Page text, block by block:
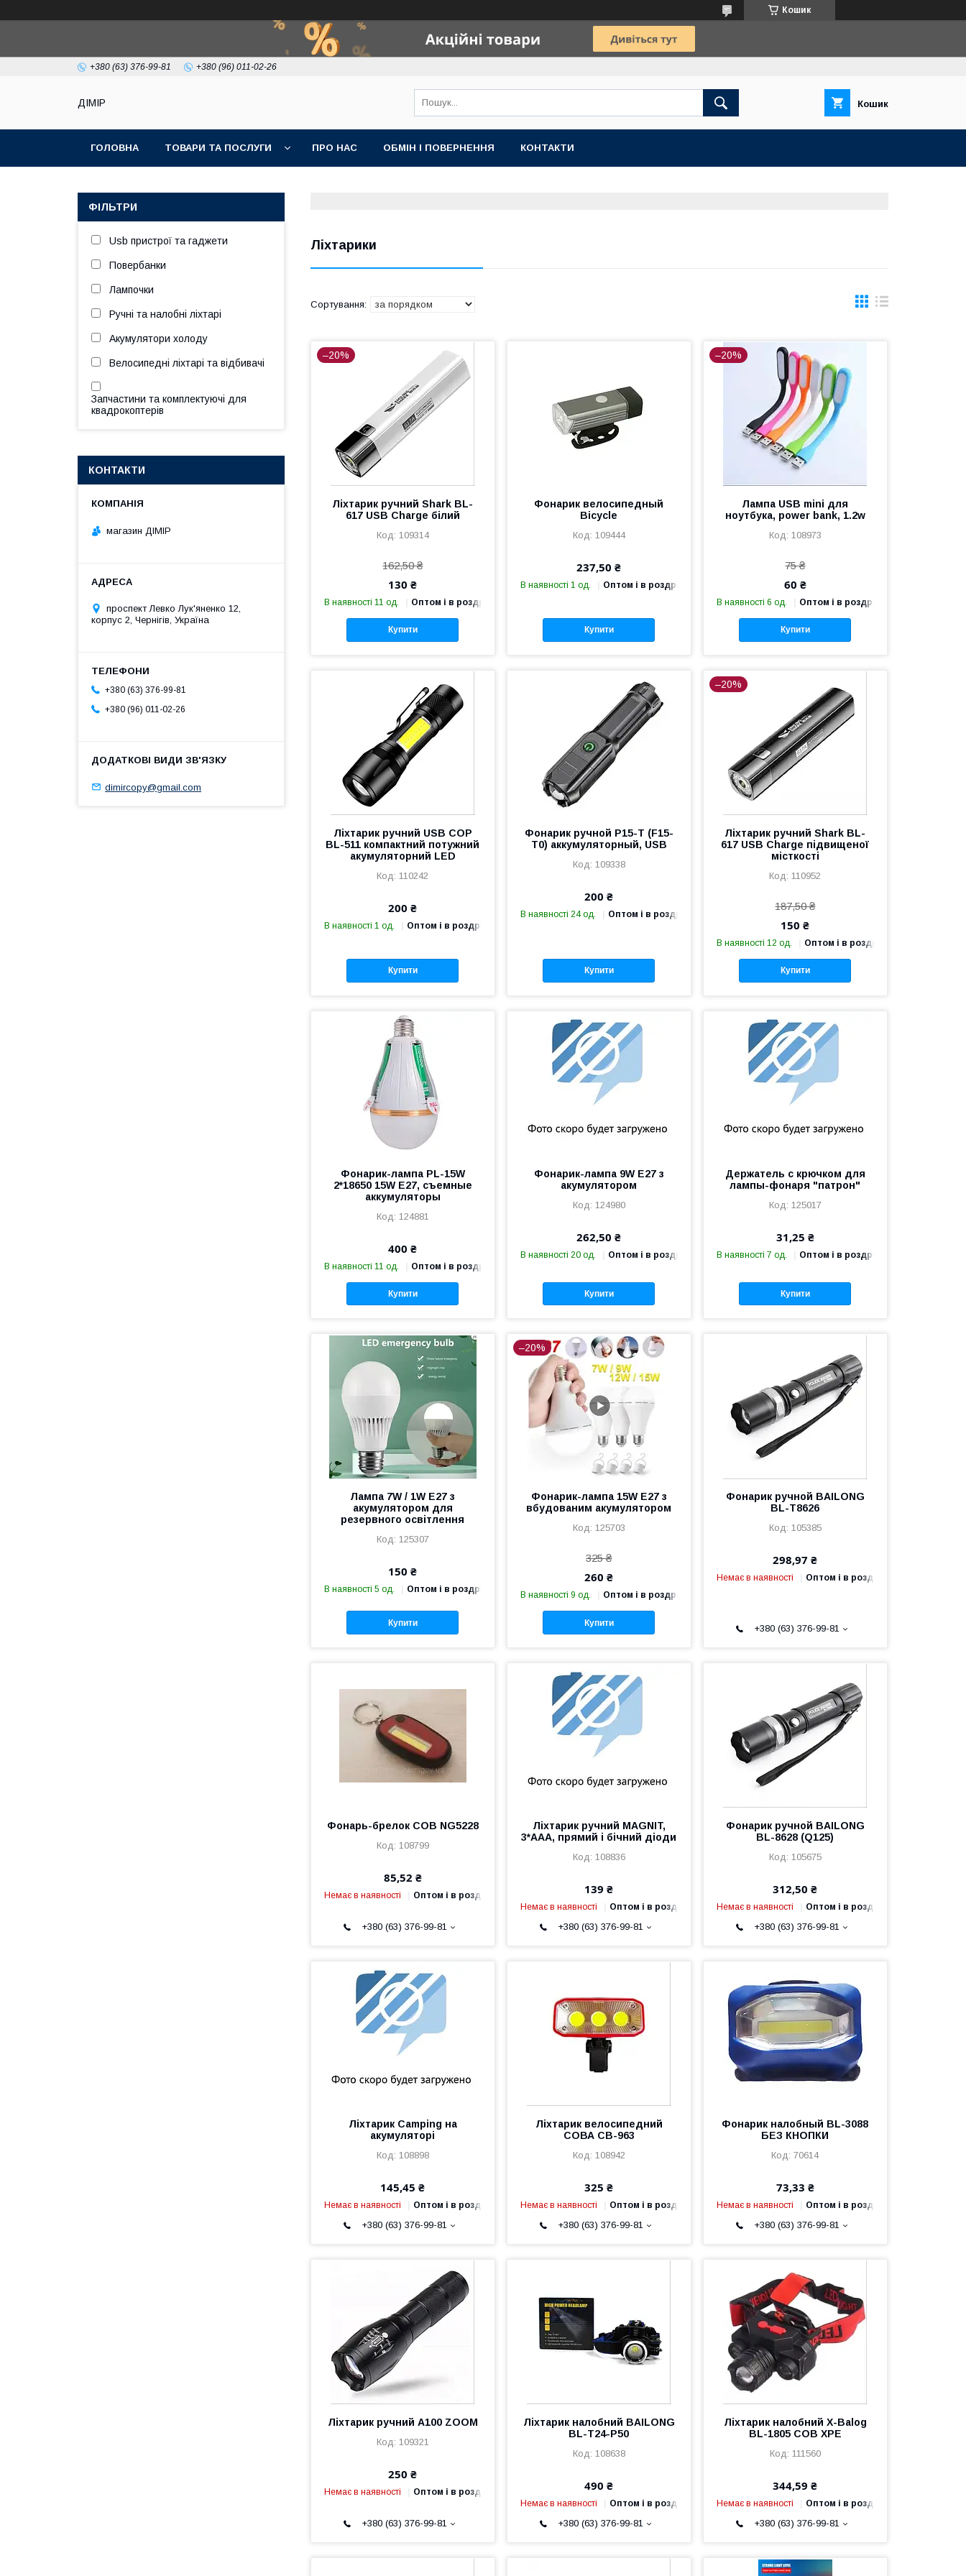
Кошик
+380 (63) 376-99-81 +380 (96) 011-02-26
ДІМІР Кошик
ГОЛОВНА ТОВАРИ ТА ПОСЛУГИ ПРО НАС ОБМІН І ПОВЕРНЕННЯ КОНТАКТИ
Ліхтарики
–20%
Ліхтарик ручний Shark BL-
617 USB Charge білий
109314
162,50 ₴
130 ₴
В наявності 11 од. Оптом і в роздріб
Купити
Фонарик велосипедный
Bicycle
109444
237,50 ₴
В наявності 1 од. Оптом і в роздріб
Купити
–20%
Лампа USB mini для
ноутбука, power bank, 1.2w
108973
75 ₴
60 ₴
В наявності 6 од. Оптом і в роздріб
Купити
Ліхтарик ручний USB COP
BL-511 компактний потужний
акумуляторний LED
110242
200 ₴
В наявності 1 од. Оптом і в роздріб
Купити
Фонарик ручной P15-T (F15-
T0) аккумуляторный, USB
109338
200 ₴
В наявності 24 од. Оптом і в роздріб
Купити
–20%
Ліхтарик ручний Shark BL-
617 USB Charge підвищеної
місткості
110952
187,50 ₴
150 ₴
В наявності 12 од. Оптом і в роздріб
Купити
Фонарик-лампа PL-15W
2*18650 15W E27, съемные
аккумуляторы
124881
400 ₴
В наявності 11 од. Оптом і в роздріб
Купити
Фонарик-лампа 9W E27 з
акумулятором
124980
262,50 ₴
В наявності 20 од. Оптом і в роздріб
Купити
Держатель с крючком для
лампы-фонаря "патрон"
125017
31,25 ₴
В наявності 7 од. Оптом і в роздріб
Купити
Лампа 7W / 1W E27 з
акумулятором для
резервного освітлення
125307
150 ₴
В наявності 5 од. Оптом і в роздріб
Купити
–20%
Фонарик-лампа 15W E27 з
вбудованим акумулятором
125703
325 ₴
260 ₴
В наявності 9 од. Оптом і в роздріб
Купити
Фонарик ручной BAILONG
BL-T8626
105385
298,97 ₴
Немає в наявності Оптом і в роздріб
+380 (63) 376-99-81
Фонарь-брелок COB NG5228
108799
85,52 ₴
Немає в наявності Оптом і в роздріб
+380 (63) 376-99-81
Ліхтарик ручний MAGNIT,
3*AAA, прямий і бічний діоди
108836
139 ₴
Немає в наявності Оптом і в роздріб
+380 (63) 376-99-81
Фонарик ручной BAILONG
BL-8628 (Q125)
105675
312,50 ₴
Немає в наявності Оптом і в роздріб
+380 (63) 376-99-81
Ліхтарик Camping на
акумуляторі
108898
145,45 ₴
Немає в наявності Оптом і в роздріб
+380 (63) 376-99-81
Ліхтарик велосипедний
СОВА СВ-963
108942
325 ₴
Немає в наявності Оптом і в роздріб
+380 (63) 376-99-81
Фонарик налобный BL-3088
БЕЗ КНОПКИ
70614
73,33 ₴
Немає в наявності Оптом і в роздріб
+380 (63) 376-99-81
Ліхтарик ручний A100 ZOOM
109321
250 ₴
Немає в наявності Оптом і в роздріб
+380 (63) 376-99-81
Ліхтарик налобний BAILONG
BL-T24-P50
108638
490 ₴
Немає в наявності Оптом і в роздріб
+380 (63) 376-99-81
Ліхтарик налобний X-Balog
BL-1805 COB XPE
111560
344,59 ₴
Немає в наявності Оптом і в роздріб
+380 (63) 376-99-81
ФІЛЬТРИ
Usb пристрої та гаджети
Повербанки
Лампочки
Ручні та налобні ліхтарі
Акумулятори холоду
Велосипедні ліхтарі та відбивачі
Запчастини та комплектуючі для
квадрокоптерів
КОНТАКТИ
магазин ДІМІР
проспект Левко Лук'яненко 12,
корпус 2, Чернігів, Україна
+380 (63) 376-99-81
+380 (96) 011-02-26
dimircopy@gmail.com